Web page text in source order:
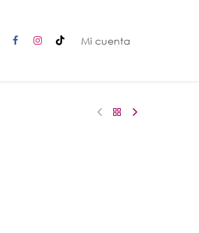
Mi cuenta